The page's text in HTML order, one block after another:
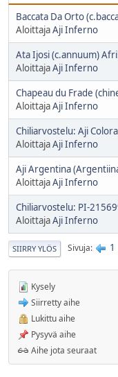
Baccata Da Orto
AloittajaAji Inferno
Ata Ijosi (c.annuum)
AloittajaAji Inferno
Chapeau du Frade
AloittajaAji Inferno
Chiliarvostelu: Aji
AloittajaAji Inferno
Aji Argentina
AloittajaAji Inferno
Chiliarvostelu: PI-
AloittajaAji Inferno
SIIRRY YLÖS Sivuja 1
Kysely
Siirretty aihe
Lukittu aihe
Pysyvä aihe
Aihe jota seuraat